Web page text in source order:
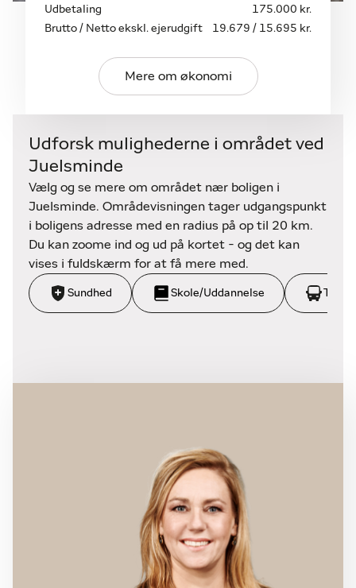
Udbetaling
175.000 kr.
Brutto / Netto ekskl. ejerudgift
19.679 / 15.695 kr.
Mere om økonomi
Udforsk mulighederne i området ved
Juelsminde
Vælg og se mere om området nær boligen i
Juelsminde. Områdevisningen tager udgangspunkt
i boligens adresse med en radius på op til 20 km.
Du kan zoome ind og ud på kortet - og det kan
vises i fuldskærm for at få mere med.
Sundhed Skole/Uddannelse